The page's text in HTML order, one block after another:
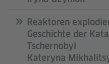
Reaktoren
Geschichte der
Tschernobyl
Kateryna